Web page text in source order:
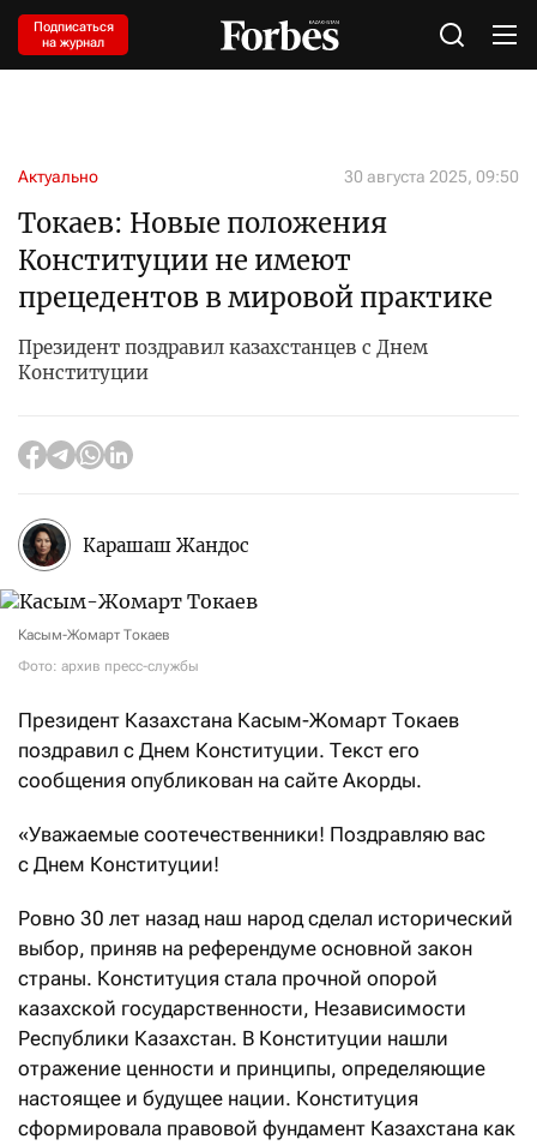
Подписаться
на журнал
Актуально 30 августа 2025, 09:50
Токаев: Новые положения
Конституции не имеют
прецедентов в мировой практике
Президент поздравил казахстанцев с Днем
Конституции
Карашаш Жандос
Касым-Жомарт Токаев
Фото: архив пресс-службы
Президент Казахстана Касым-Жомарт Токаев
поздравил с Днем Конституции. Текст его
сообщения опубликован на сайте Акорды.
«Уважаемые соотечественники! Поздравляю вас
с Днем Конституции!
Ровно 30 лет назад наш народ сделал исторический
выбор, приняв на референдуме основной закон
страны. Конституция стала прочной опорой
казахской государственности, Независимости
Республики Казахстан. В Конституции нашли
отражение ценности и принципы, определяющие
настоящее и будущее нации. Конституция
сформировала правовой фундамент Казахстана как